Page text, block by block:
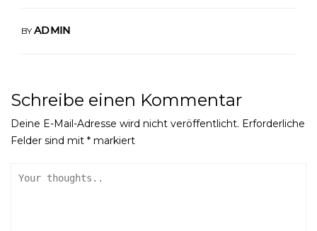
BY ADMIN
Schreibe einen Kommentar
Deine E-Mail-Adresse wird nicht veröffentlicht. Erforderliche
Felder sind mit * markiert